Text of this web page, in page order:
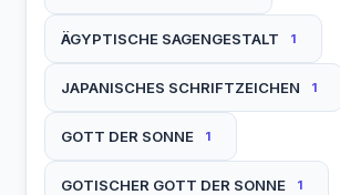
ÄGYPTISCHE SAGENGESTALT 1
JAPANISCHES SCHRIFTZEICHEN 1
GOTT DER SONNE 1
GOTISCHER GOTT DER SONNE 1